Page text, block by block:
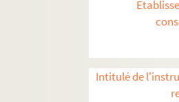
Intitulé de